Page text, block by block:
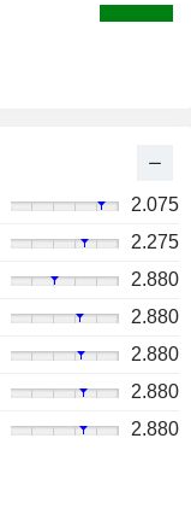
2.075
2.275
2.880
2.880
2.880
2.880
2.880